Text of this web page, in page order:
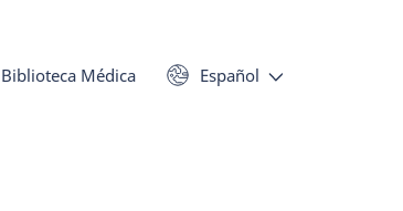
Biblioteca Médica Español